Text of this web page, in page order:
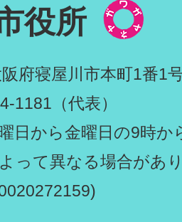
役所
府寝屋川市本町1番1
1181（代表）
日から金曜日の9時か
って異なる場合があ